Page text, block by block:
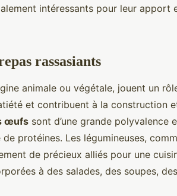
intéressants pour leur apport
rassasiants
animale ou végétale, jouent un
et contribuent à la construction
œufs sont d’une grande polyvalence
protéines. Les légumineuses,
de précieux alliés pour une
à des salades, des soupes,